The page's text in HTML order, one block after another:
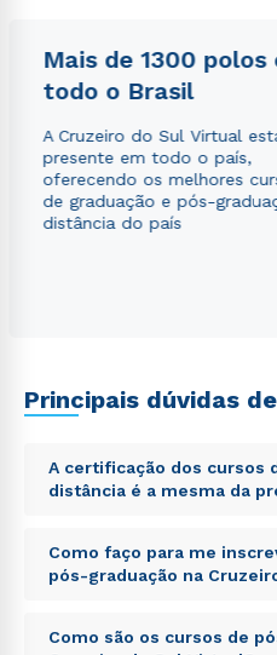
Mais de 1300 polos
todo o Brasil
A Cruzeiro do Sul Virtual
presente em todo o país,
oferecendo os melhores
de graduação e pós-
distância do país
Principais dúvidas
A certificação dos cursos
distância é a mesma da
Sed ut perspiciatis unde
voluptatem accusantium
totam rem aperiam, eaque
explicabo. Nemo enim
Como faço para me
pós-graduação na
Sed ut perspiciatis unde
Como são os cursos de
Estou de acordo com a
autorizo que meus dados
envio de conteúdos da